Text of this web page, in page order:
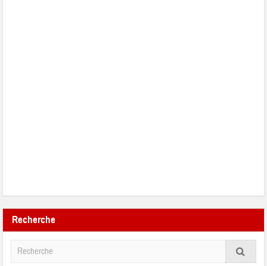
Recherche